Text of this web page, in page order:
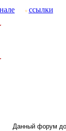
ссылки
Данный форум